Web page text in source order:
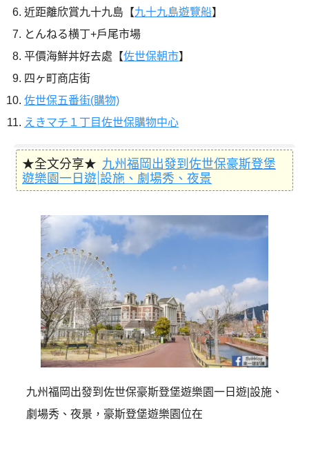
近距離欣賞九十九島【九十九島遊覽船】
とんねる横丁+戶尾市場
平價海鮮丼好去處【佐世保朝市】
四ヶ町商店街
佐世保五番街(購物)
えきマチ１丁目佐世保購物中心
★全文分享★ 九州福岡出發到佐世保豪斯登堡
遊樂園一日遊|設施、劇場秀、夜景
九州福岡出發到佐世保豪斯登堡遊樂園一日遊|設施、
劇場秀、夜景，豪斯登堡遊樂園位在